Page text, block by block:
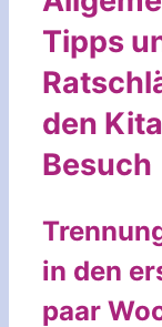
Tipps
den
Besuch
in den
paar